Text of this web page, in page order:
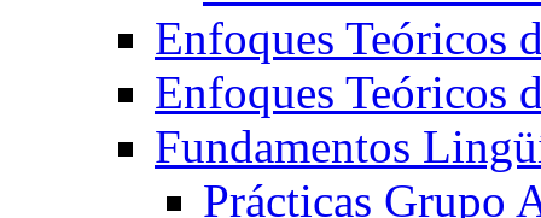
Enfoques Teóricos
Enfoques Teóricos
Fundamentos
Prácticas Grupo